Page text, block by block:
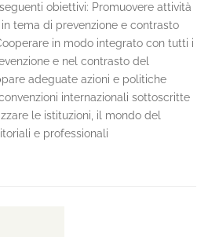
obiettivi: Promuovere attività
tema di prevenzione e contrasto
in modo integrato con tutti i
e nel contrasto del
adeguate azioni e politiche
internazionali sottoscritte
le istituzioni, il mondo del
e professionali